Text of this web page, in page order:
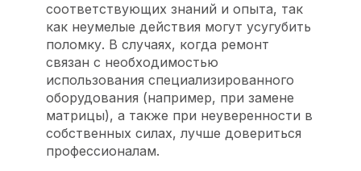
соответствующих знаний и опыта, так
как неумелые действия могут усугубить
поломку. В случаях, когда ремонт
связан с необходимостью
использования специализированного
оборудования (например, при замене
матрицы), а также при неуверенности в
собственных силах, лучше довериться
профессионалам.